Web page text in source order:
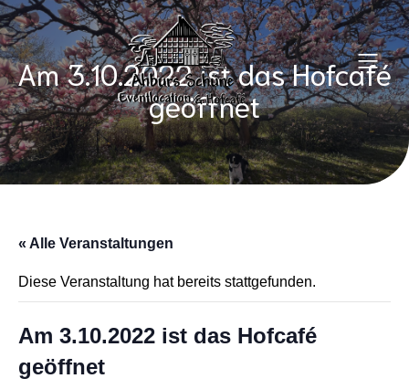
Am 3.10.2022 ist das Hofcafé
geöffnet
« Alle Veranstaltungen
Diese Veranstaltung hat bereits stattgefunden.
Am 3.10.2022 ist das Hofcafé
geöffnet